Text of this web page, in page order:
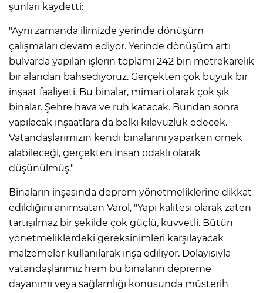
şunları kaydetti:
"Aynı zamanda ilimizde yerinde dönüşüm
çalışmaları devam ediyor. Yerinde dönüşüm artı
bulvarda yapılan işlerin toplamı 242 bin metrekarelik
bir alandan bahsediyoruz. Gerçekten çok büyük bir
inşaat faaliyeti. Bu binalar, mimari olarak çok şık
binalar. Şehre hava ve ruh katacak. Bundan sonra
yapılacak inşaatlara da belki kılavuzluk edecek.
Vatandaşlarımızın kendi binalarını yaparken örnek
alabileceği, gerçekten insan odaklı olarak
düşünülmüş."
Binaların inşasında deprem yönetmeliklerine dikkat
edildiğini anımsatan Varol, "Yapı kalitesi olarak zaten
tartışılmaz bir şekilde çok güçlü, kuvvetli. Bütün
yönetmeliklerdeki gereksinimleri karşılayacak
malzemeler kullanılarak inşa ediliyor. Dolayısıyla
vatandaşlarımız hem bu binaların depreme
dayanımı veya sağlamlığı konusunda müsterih